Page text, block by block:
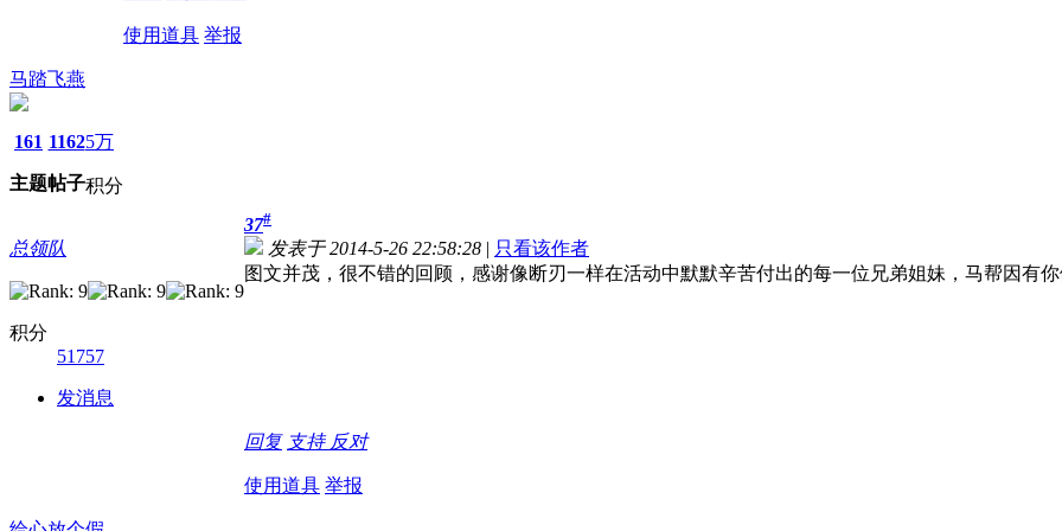
使用道具 举报
马踏飞燕
161
主题
1162
帖子
5万
积分
总领队
积分
51757
发消息
37#
发表于 2014-5-26 22:58:28 | 只看该作者
图文并茂，很不错的回顾，感谢像断刃一样在活动中默默辛苦付出的每一位兄弟姐妹，马帮因有你
回复 支持 反对
使用道具 举报